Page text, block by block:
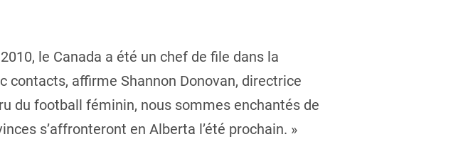
le Canada a été un chef de file dans la
affirme Shannon Donovan, directrice
du football féminin, nous sommes enchantés de
s’affronteront en Alberta l’été prochain. »